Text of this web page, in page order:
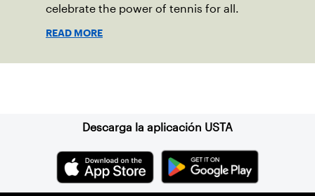
celebrate the power of tennis for all.
READ MORE
Descarga la aplicación USTA